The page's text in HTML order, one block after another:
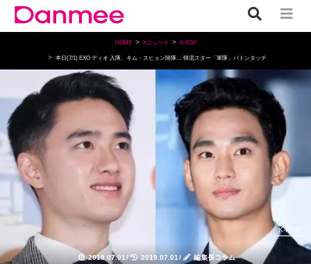
HOME Kニュース K-POP
本日(7/1) EXO ディオ 入隊、キム・スヒョン除隊… 韓流スター「軍隊」バトンタッチ
2019.07.01/ 2019.07.01 / 編集長コラム
K-POP